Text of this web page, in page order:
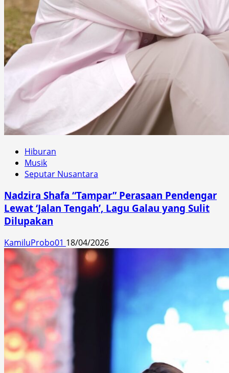
Hiburan
Musik
Seputar Nusantara
Nadzira Shafa “Tampar” Perasaan Pendengar
Lewat ‘Jalan Tengah’, Lagu Galau yang Sulit
Dilupakan
KamiluProbo01 18/04/2026